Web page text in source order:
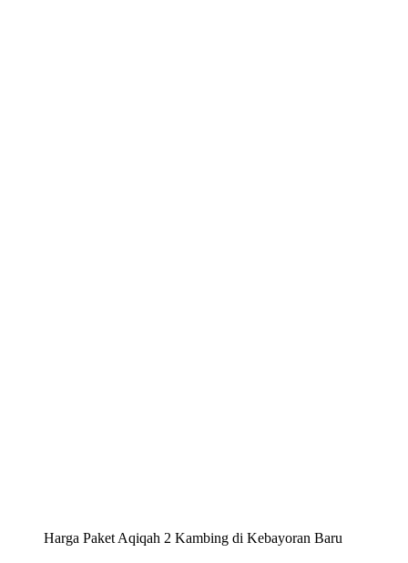
Harga Paket Aqiqah 2 Kambing di Kebayoran Baru